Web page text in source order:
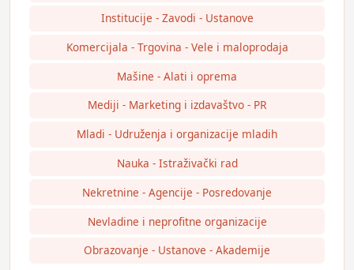
Institucije - Zavodi - Ustanove
Komercijala - Trgovina - Vele i maloprodaja
Mašine - Alati i oprema
Mediji - Marketing i izdavaštvo - PR
Mladi - Udruženja i organizacije mladih
Nauka - Istraživački rad
Nekretnine - Agencije - Posredovanje
Nevladine i neprofitne organizacije
Obrazovanje - Ustanove - Akademije